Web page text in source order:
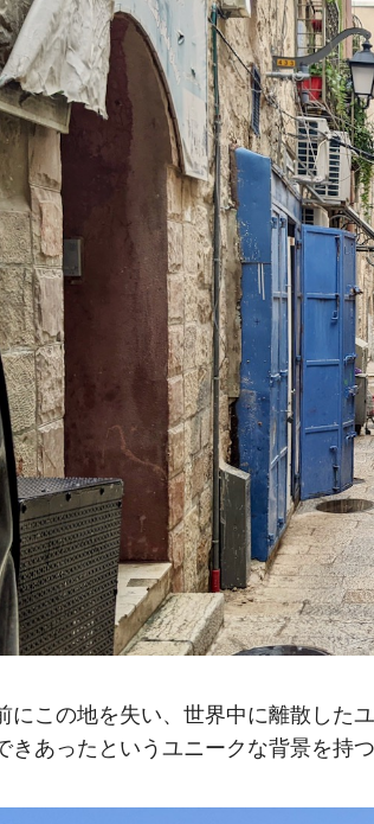
にこの地を失い、世界中に離散した
きあったというユニークな背景を持